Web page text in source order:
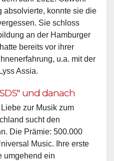
absolvierte, konnte sie die
Sie schloss
an der Hamburger
bereits vor ihrer
u.a. mit der
Assia.
und danach
zur Musik zum
sucht den
Die Prämie: 500.000
Music. Ihre erste
umgehend ein